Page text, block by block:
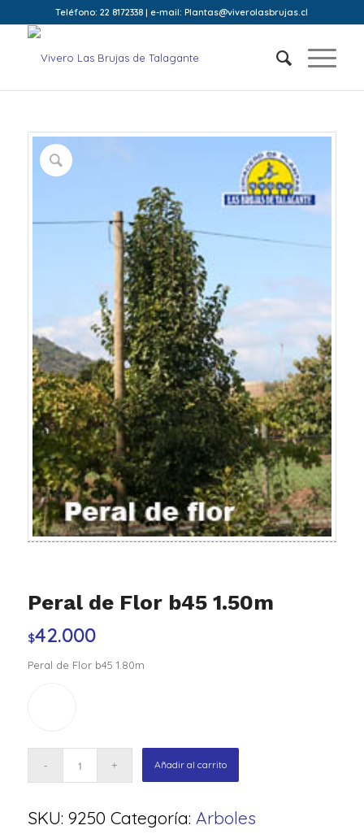
Teléfono: 22 8172338 | e-mail: Plantas@viverolasbrujas.cl
Peral de Flor b45 1.50m
$42.000
Peral de Flor b45 1.80m
Añadir al carrito
SKU: 9250 Categoría: Arboles